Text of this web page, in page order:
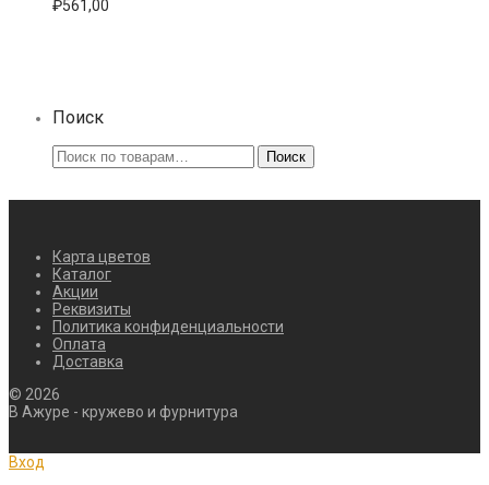
₽561,00
Поиск
Искать: Поиск
Карта цветов
Каталог
Акции
Реквизиты
Политика конфиденциальности
Оплата
Доставка
© 2026
В Ажуре - кружево и фурнитура
Вход